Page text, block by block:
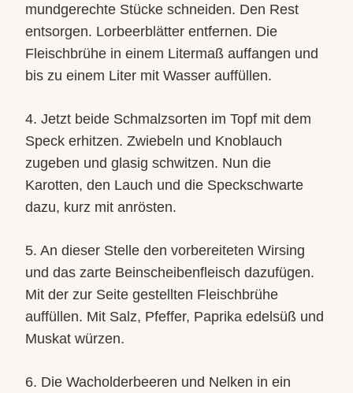
mundgerechte Stücke schneiden. Den Rest
entsorgen. Lorbeerblätter entfernen. Die
Fleischbrühe in einem Litermaß auffangen und
bis zu einem Liter mit Wasser auffüllen.
4. Jetzt beide Schmalzsorten im Topf mit dem
Speck erhitzen. Zwiebeln und Knoblauch
zugeben und glasig schwitzen. Nun die
Karotten, den Lauch und die Speckschwarte
dazu, kurz mit anrösten.
5. An dieser Stelle den vorbereiteten Wirsing
und das zarte Beinscheibenfleisch dazufügen.
Mit der zur Seite gestellten Fleischbrühe
auffüllen. Mit Salz, Pfeffer, Paprika edelsüß und
Muskat würzen.
6. Die Wacholderbeeren und Nelken in ein